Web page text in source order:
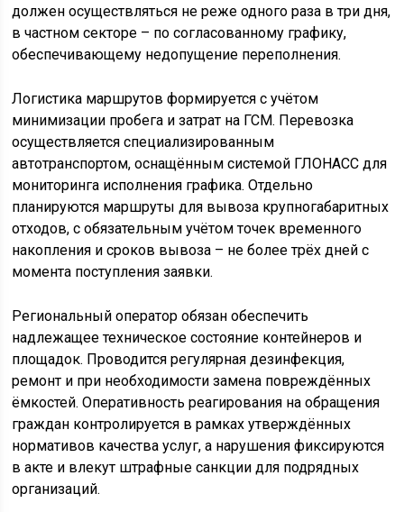
должен осуществляться не реже одного раза в три дня,
в частном секторе – по согласованному графику,
обеспечивающему недопущение переполнения.
Логистика маршрутов формируется с учётом
минимизации пробега и затрат на ГСМ. Перевозка
осуществляется специализированным
автотранспортом, оснащённым системой ГЛОНАСС для
мониторинга исполнения графика. Отдельно
планируются маршруты для вывоза крупногабаритных
отходов, с обязательным учётом точек временного
накопления и сроков вывоза – не более трёх дней с
момента поступления заявки.
Региональный оператор обязан обеспечить
надлежащее техническое состояние контейнеров и
площадок. Проводится регулярная дезинфекция,
ремонт и при необходимости замена повреждённых
ёмкостей. Оперативность реагирования на обращения
граждан контролируется в рамках утверждённых
нормативов качества услуг, а нарушения фиксируются
в акте и влекут штрафные санкции для подрядных
организаций.